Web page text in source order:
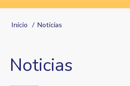
Sobrescribir
ayuda
a
Inicio Noticias
Noticias